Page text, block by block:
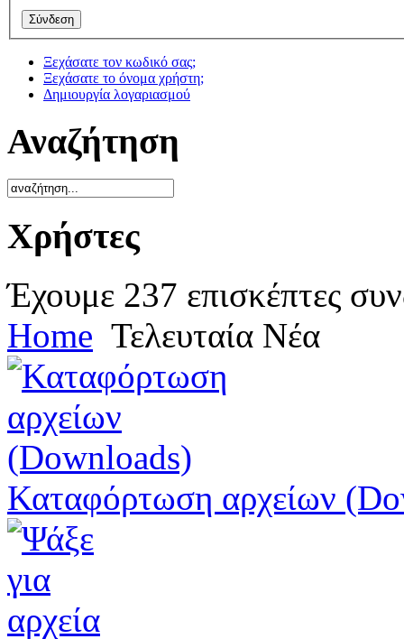
Ξεχάσατε τον κωδικό σας;
Ξεχάσατε το όνομα χρήστη;
Δημιουργία λογαριασμού
Αναζήτηση
Χρήστες
Έχουμε 237 επισκέπτες
Home Τελευταία Νέα
Καταφόρτωση αρχείων